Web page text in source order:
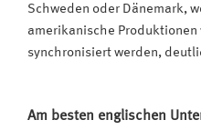
Schweden oder Dänemark,
amerikanische
synchronisiert werden,
Am besten englischen